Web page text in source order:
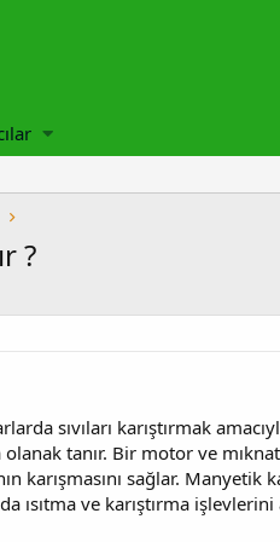
?
sıvıları karıştırmak
olanak tanır. Bir motor ve
karışmasını sağlar.
ısıtma ve karıştırma